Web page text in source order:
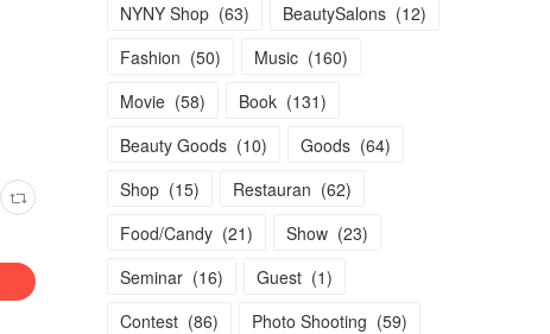
NYNY Shop (63) BeautySalons (12)
Fashion (50) Music (160)
Movie (58) Book (131)
Beauty Goods (10) Goods (64)
Shop (15) Restauran (62)
Food/Candy (21) Show (23)
Seminar (16) Guest (1)
Contest (86) Photo Shooting (59)